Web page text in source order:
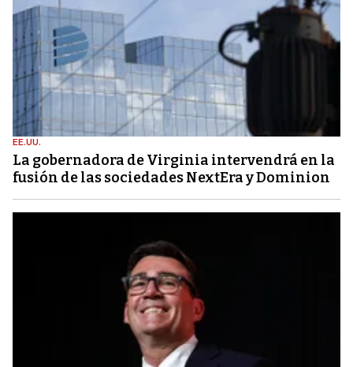
EE.UU.
La gobernadora de Virginia intervendrá en la
fusión de las sociedades NextEra y Dominion